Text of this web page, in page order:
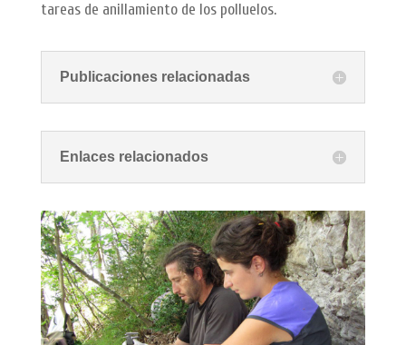
tareas de anillamiento de los polluelos.
Publicaciones relacionadas
Enlaces relacionados